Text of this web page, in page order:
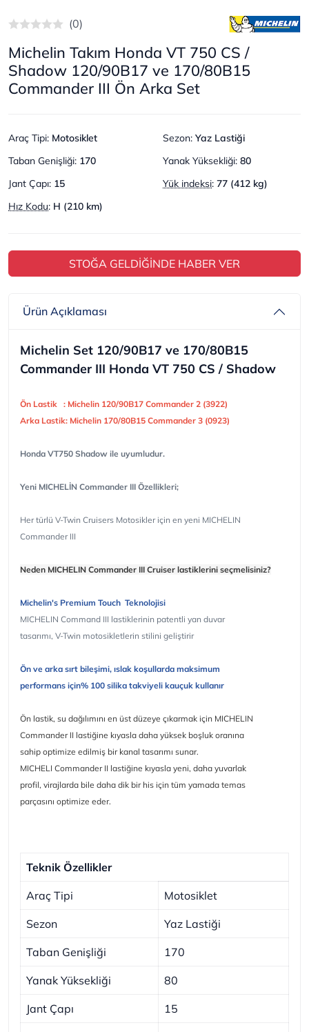
(0)
Michelin Takım Honda VT 750 CS /
Shadow 120/90B17 ve 170/80B15
Commander III Ön Arka Set
Araç Tipi: Motosiklet Sezon: Yaz Lastiği
Taban Genişliği: 170 Yanak Yüksekliği: 80
Jant Çapı: 15 Yük indeksi: 77 (412 kg)
Hız Kodu: H (210 km)
STOĞA GELDİĞİNDE HABER VER
Ürün Açıklaması
Michelin Set 120/90B17 ve 170/80B15
Commander III Honda VT 750 CS / Shadow
Ön Lastik : Michelin 120/90B17 Commander 2 (3922)
Arka Lastik: Michelin 170/80B15 Commander 3 (0923)
Honda VT750 Shadow ile uyumludur.
Yeni MICHELİN Commander III Özellikleri;
Her türlü V-Twin Cruisers Motosikler için en yeni MICHELIN
Commander III
Neden MICHELIN Commander III Cruiser lastiklerini seçmelisiniz?
Michelin's Premium Touch Teknolojisi
MICHELIN Command III lastiklerinin patentli yan duvar
tasarımı, V-Twin motosikletlerin stilini geliştirir
Ön ve arka sırt bileşimi, ıslak koşullarda maksimum
performans için% 100 silika takviyeli kauçuk kullanır
Ön lastik, su dağılımını en üst düzeye çıkarmak için MICHELIN
Commander II lastiğine kıyasla daha yüksek boşluk oranına
sahip optimize edilmiş bir kanal tasarımı sunar.
MICHELI Commander II lastiğine kıyasla yeni, daha yuvarlak
profil, virajlarda bile daha dik bir his için tüm yamada temas
parçasını optimize eder.
Teknik Özellikler
Araç Tipi Motosiklet
Sezon Yaz Lastiği
Taban Genişliği 170
Yanak Yüksekliği 80
Jant Çapı 15